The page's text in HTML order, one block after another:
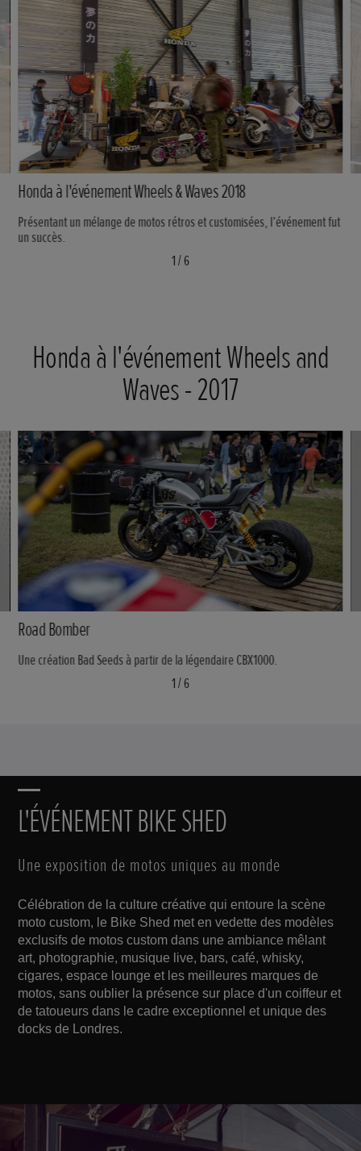
Honda à l'événement Wheels & Waves 2018
Présentant un mélange de motos rétros et customisées, l’événement fut
un succès.
1/6
Honda à l'événement Wheels and
Waves - 2017
Road Bomber
Une création Bad Seeds à partir de la légendaire CBX1000.
1/6
L'ÉVÉNEMENT BIKE SHED
Une exposition de motos uniques au monde
Célébration de la culture créative qui entoure la scène
moto custom, le Bike Shed met en vedette des modèles
exclusifs de motos custom dans une ambiance mêlant
art, photographie, musique live, bars, café, whisky,
cigares, espace lounge et les meilleures marques de
motos, sans oublier la présence sur place d'un coiffeur et
de tatoueurs dans le cadre exceptionnel et unique des
docks de Londres.